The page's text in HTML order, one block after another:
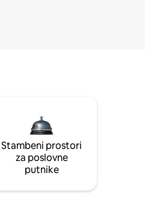
Stambeni prostori
za poslovne
putnike